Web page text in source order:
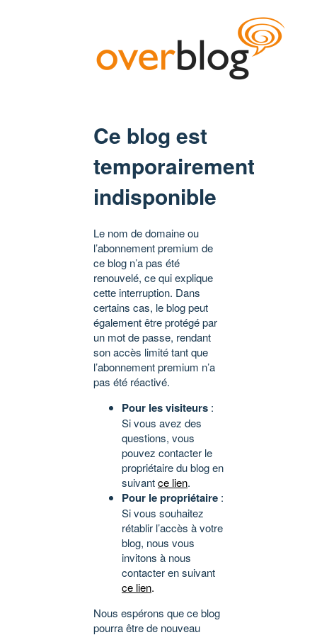
Ce blog est
temporairement
indisponible
Le nom de domaine ou
l’abonnement premium de
ce blog n’a pas été
renouvelé, ce qui explique
cette interruption. Dans
certains cas, le blog peut
également être protégé par
un mot de passe, rendant
son accès limité tant que
l’abonnement premium n’a
pas été réactivé.
Pour les visiteurs :
Si vous avez des
questions, vous
pouvez contacter le
propriétaire du blog en
suivantce lien.
Pour le propriétaire :
Si vous souhaitez
rétablir l’accès à votre
blog, nous vous
invitons à nous
contacter en suivant
ce lien.
Nous espérons que ce blog
pourra être de nouveau